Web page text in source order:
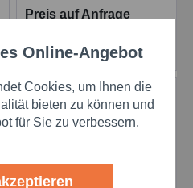
Preis auf Anfrage
Details
Aktiv
Aktiv
Online-Angebot
Cookies, um Ihnen die
bieten zu können und
für Sie zu verbessern.